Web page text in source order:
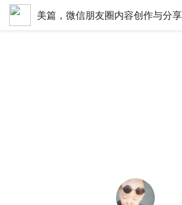
美篇，微信朋友圈内容创作与分